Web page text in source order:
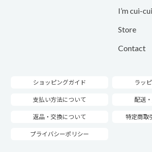
I’m cui-cui
Store
Contact
ショッピングガイド ラッ
支払い方法について 配送
返品・交換について 特定商取
プライバシーポリシー